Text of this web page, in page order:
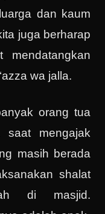
dan kaum
juga berharap
wa jalla.
orang tua
saat mengajak
masih berada
shalat
di masjid.